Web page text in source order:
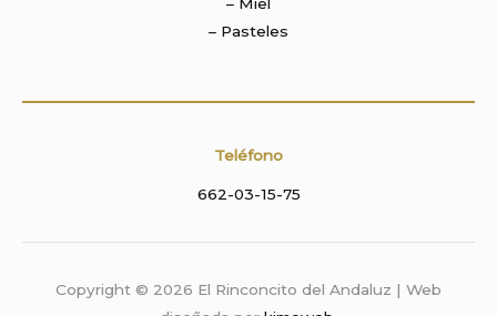
– Miel
– Pasteles
Teléfono
662-03-15-75
Copyright © 2026 El Rinconcito del Andaluz | Web